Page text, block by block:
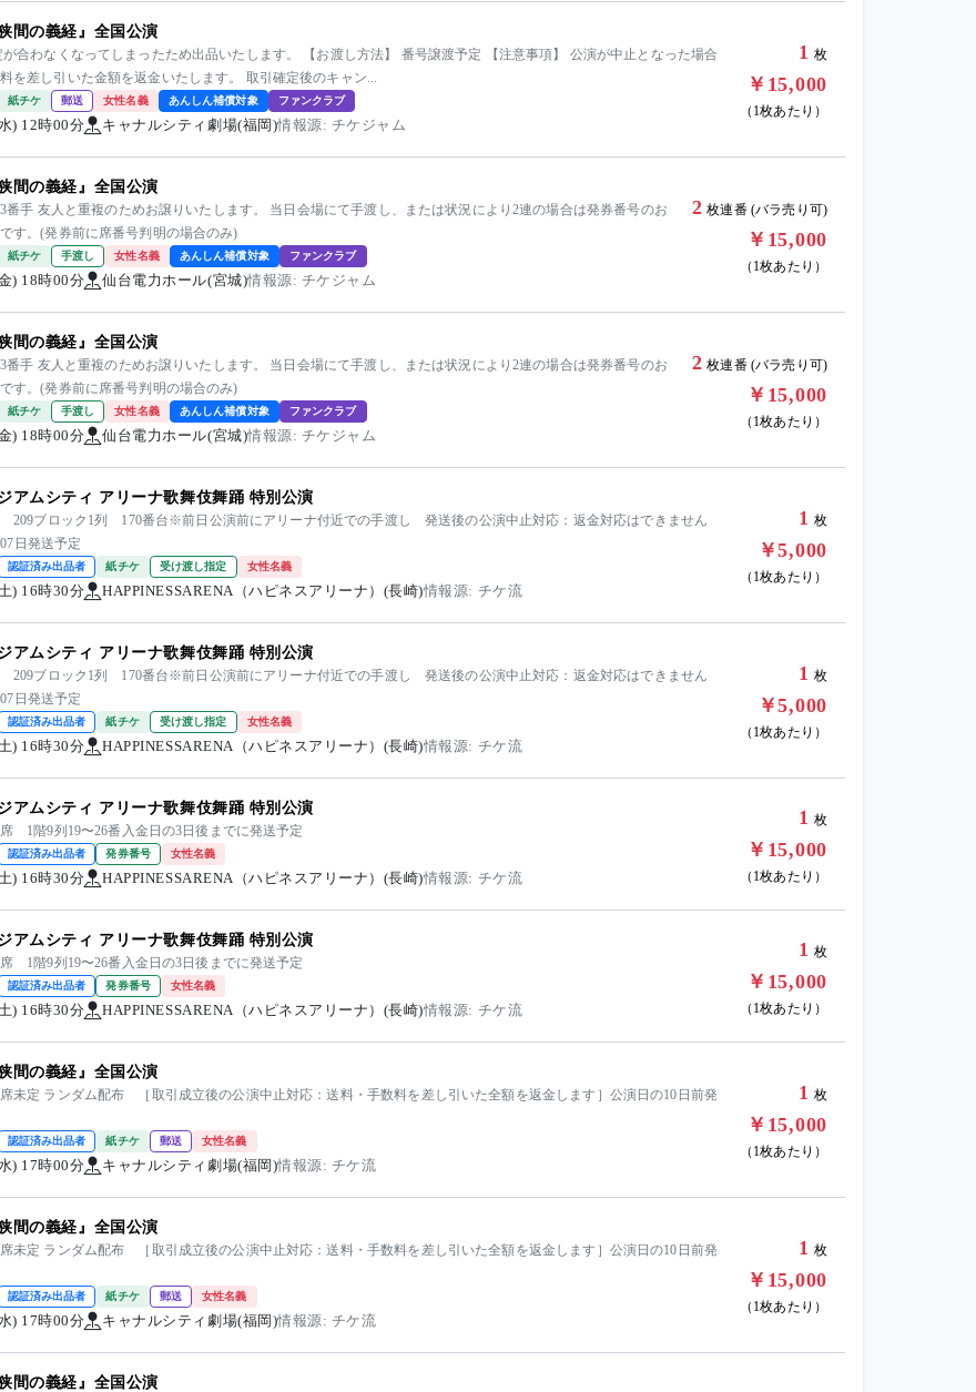
間の義経』全国公演
合わなくなってしまったため出品いたします。 【お渡し方法】 番号譲渡予定 【注意事項】 公演が中止となった場合
を差し引いた金額を返金いたします。 取引確定後のキャン...
紙チケ 郵送 女性名義 あんしん補償対象 ファンクラブ
) 12時00分 キャナルシティ劇場(福岡)情報源: チケジャム
1 枚
￥15,000
（1枚あたり）
間の義経』全国公演
番手 友人と重複のためお譲りいたします。 当日会場にて手渡し、または状況により2連の場合は発券番号のお
す。(発券前に席番号判明の場合のみ)
紙チケ 手渡し 女性名義 あんしん補償対象 ファンクラブ
) 18時00分 仙台電力ホール(宮城)情報源: チケジャム
2 枚連番 (バラ売り可)
￥15,000
（1枚あたり）
間の義経』全国公演
番手 友人と重複のためお譲りいたします。 当日会場にて手渡し、または状況により2連の場合は発券番号のお
す。(発券前に席番号判明の場合のみ)
紙チケ 手渡し 女性名義 あんしん補償対象 ファンクラブ
) 18時00分 仙台電力ホール(宮城)情報源: チケジャム
2 枚連番 (バラ売り可)
￥15,000
（1枚あたり）
アムシティ アリーナ歌舞伎舞踊 特別公演
209ブロック1列 170番台※前日公演前にアリーナ付近での手渡し 発送後の公演中止対応：返金対応はできません
日発送予定
認証済み出品者 紙チケ 受け渡し指定 女性名義
) 16時30分 HAPPINESSARENA（ハピネスアリーナ）(長崎)情報源: チケ流
1 枚
￥5,000
（1枚あたり）
アムシティ アリーナ歌舞伎舞踊 特別公演
209ブロック1列 170番台※前日公演前にアリーナ付近での手渡し 発送後の公演中止対応：返金対応はできません
日発送予定
認証済み出品者 紙チケ 受け渡し指定 女性名義
) 16時30分 HAPPINESSARENA（ハピネスアリーナ）(長崎)情報源: チケ流
1 枚
￥5,000
（1枚あたり）
アムシティ アリーナ歌舞伎舞踊 特別公演
1階9列19〜26番入金日の3日後までに発送予定
認証済み出品者 発券番号 女性名義
) 16時30分 HAPPINESSARENA（ハピネスアリーナ）(長崎)情報源: チケ流
1 枚
￥15,000
（1枚あたり）
アムシティ アリーナ歌舞伎舞踊 特別公演
1階9列19〜26番入金日の3日後までに発送予定
認証済み出品者 発券番号 女性名義
) 16時30分 HAPPINESSARENA（ハピネスアリーナ）(長崎)情報源: チケ流
1 枚
￥15,000
（1枚あたり）
間の義経』全国公演
未定 ランダム配布 ［取引成立後の公演中止対応：送料・手数料を差し引いた全額を返金します］公演日の10日前発
認証済み出品者 紙チケ 郵送 女性名義
) 17時00分 キャナルシティ劇場(福岡)情報源: チケ流
1 枚
￥15,000
（1枚あたり）
間の義経』全国公演
未定 ランダム配布 ［取引成立後の公演中止対応：送料・手数料を差し引いた全額を返金します］公演日の10日前発
認証済み出品者 紙チケ 郵送 女性名義
) 17時00分 キャナルシティ劇場(福岡)情報源: チケ流
1 枚
￥15,000
（1枚あたり）
間の義経』全国公演